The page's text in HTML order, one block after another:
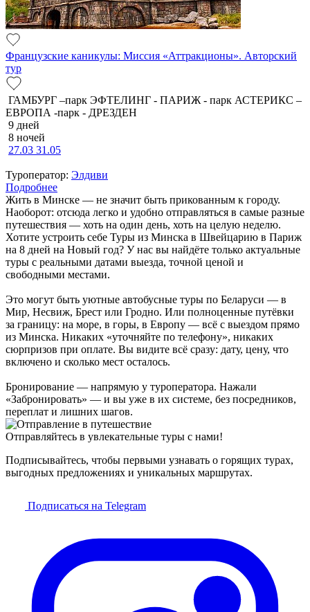
Французские каникулы: Миссия «Аттракционы». Авторский
тур
ГАМБУРГ –парк ЭФТЕЛИНГ - ПАРИЖ - парк АСТЕРИКС –
ЕВРОПА -парк - ДРЕЗДЕН
9 дней
8 ночей
27.03 31.05
Туроператор: Элдиви
Подробнее
Жить в Минске — не значит быть прикованным к городу.
Наоборот: отсюда легко и удобно отправляться в самые разные
путешествия — хоть на один день, хоть на целую неделю.
Хотите устроить себе Туры из Минска в Швейцарию в Париж
на 8 дней на Новый год? У нас вы найдёте только актуальные
туры с реальными датами выезда, точной ценой и
свободными местами.
Это могут быть уютные автобусные туры по Беларуси — в
Мир, Несвиж, Брест или Гродно. Или полноценные путёвки
за границу: на море, в горы, в Европу — всё с выездом прямо
из Минска. Никаких «уточняйте по телефону», никаких
сюрпризов при оплате. Вы видите всё сразу: дату, цену, что
включено и сколько мест осталось.
Бронирование — напрямую у туроператора. Нажали
«Забронировать» — и вы уже в их системе, без посредников,
переплат и лишних шагов.
Отправляйтесь в увлекательные туры с нами!
Подписывайтесь, чтобы первыми узнавать о горящих турах,
выгодных предложениях и уникальных маршрутах.
Подписаться на Telegram